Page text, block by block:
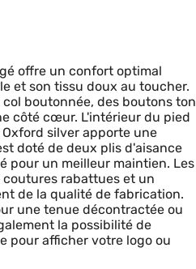
offre un confort optimal
et son tissu doux au toucher.
boutonnée, des boutons ton
côté cœur. L'intérieur du pied
silver apporte une
doté de deux plis d'aisance
pour un meilleur maintien. Les
rabattues et un
de la qualité de fabrication.
une tenue décontractée ou
la possibilité de
pour afficher votre logo ou